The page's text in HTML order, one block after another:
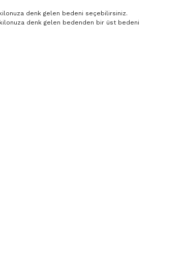
denk gelen bedeni seçebilirsiniz.
denk gelen bedenden bir üst bedeni